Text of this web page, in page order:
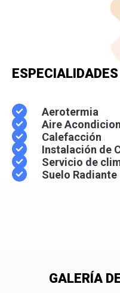
ESPECIALIDADES
Aerotermia
Aire
Calefacción
Instalación de
Servicio de
Suelo Radiante
GALERÍA